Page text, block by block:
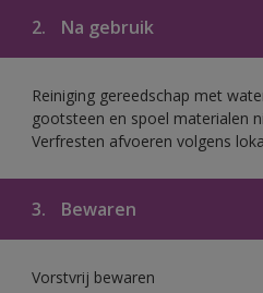
2. Na gebruik
Reiniging gereedschap met
gootsteen en spoel materialen
Verfresten afvoeren volgens
3. Bewaren
Vorstvrij bewaren